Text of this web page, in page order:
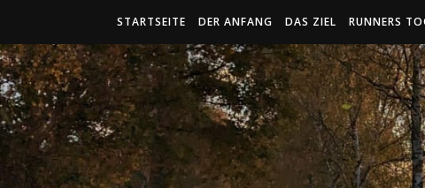
STARTSEITE DER ANFANG DAS ZIEL RUNNERS